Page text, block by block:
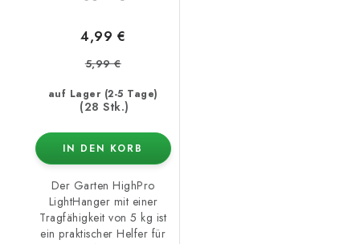
auf Lager (2-5 Tage)
(28 Stk.)
4,99 €
5,99 €
IN DEN KORB
Der Garten HighPro
LightHanger mit einer
Tragfähigkeit von 5 kg ist
ein praktischer Helfer für